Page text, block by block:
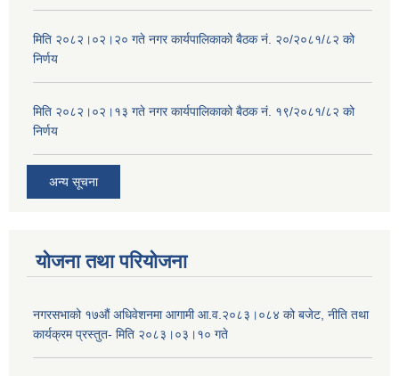
मिति २०८२।०२।२० गते नगर कार्यपालिकाको बैठक नं. २०/२०८१/८२ को
निर्णय
मिति २०८२।०२।१३ गते नगर कार्यपालिकाको बैठक नं. १९/२०८१/८२ को
निर्णय
अन्य सूचना
योजना तथा परियोजना
नगरसभाको १७औं अधिवेशनमा आगामी आ.व.२०८३।०८४ को बजेट, नीति तथा
कार्यक्रम प्रस्तुत- मिति २०८३।०३।१० गते